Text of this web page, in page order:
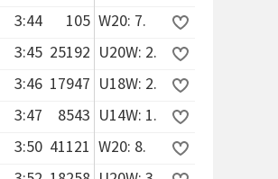
3:44 105 W20: 7.
3:45 25192 U20W: 2.
3:46 17947 U18W: 2.
3:47 8543 U14W: 1.
3:50 41121 W20: 8.